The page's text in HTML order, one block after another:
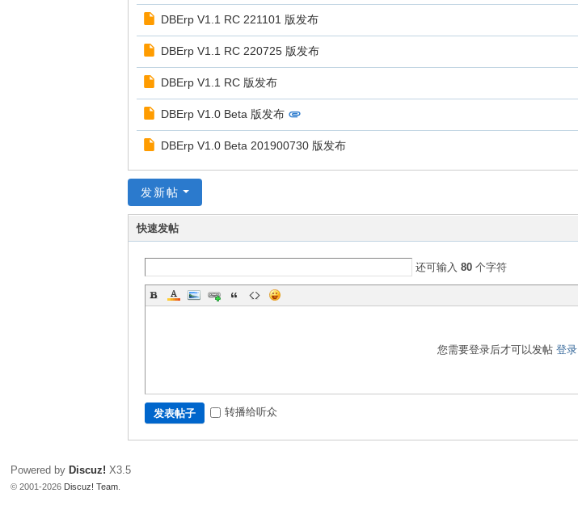
DBErp V1.1 RC 221101 版发布
DBErp V1.1 RC 220725 版发布
DBErp V1.1 RC 版发布
DBErp V1.0 Beta 版发布
DBErp V1.0 Beta 201900730 版发布
发新帖
快速发帖
还可输入80 个字符
您需要登录后才可以发帖登录
发表帖子 转播给听众
Powered by Discuz! X3.5
© 2001-2026 Discuz! Team